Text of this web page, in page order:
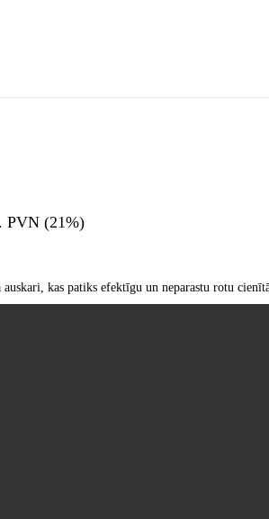
PVN (21%)
kas patiks efektīgu un neparastu rotu